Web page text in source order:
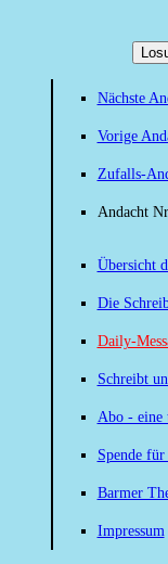
Nächste
Vorige
Zufalls-
Andacht
Übersicht
Die
Daily-
Schreibt
Abo - eine
Spende
Barmer
Impressum